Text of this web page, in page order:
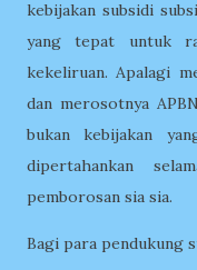
kebijakan subsidi
yang tepat untuk
kekeliruan. Apalagi
dan merosotnya
bukan kebijakan
dipertahankan
pemborosan sia sia.
Bagi para pendukung